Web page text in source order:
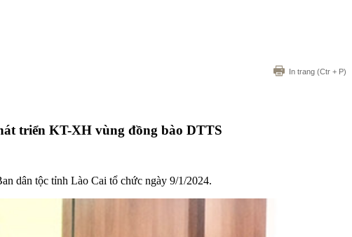
In trang (Ctr + P)
triển KT-XH vùng đồng bào DTTS
dân tộc tỉnh Lào Cai tổ chức ngày 9/1/2024.